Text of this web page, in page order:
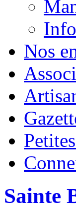
Nos
Sainte